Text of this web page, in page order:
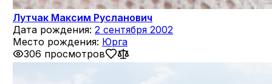
Лутчак Максим Русланович
Дата рождения: 2 сентября 2002
Место рождения: Юрга
306 просмотров